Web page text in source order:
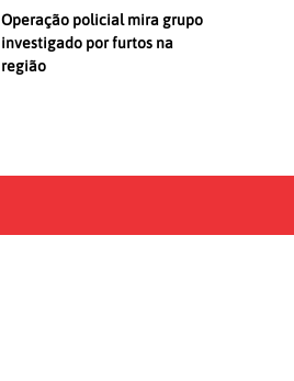
Operação policial mira grupo
investigado por furtos na
região